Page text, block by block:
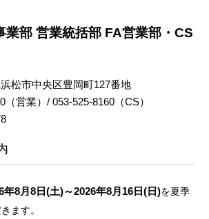
を含みこれらに限りません）に従
告知する行為を行ってはならない
ます。
トウェア等の権利
等に関する著作権その他一切の権
て本契約に基づき明示的に許諾さ
の権利を有しないものとします。
業部 営業統括部 FA営業部・CS
松市中央区豊岡町127番地
（営業）/ 053-525-8160（CS）
年8月8日(土)～2026年8月16日(日)を夏季
ます。